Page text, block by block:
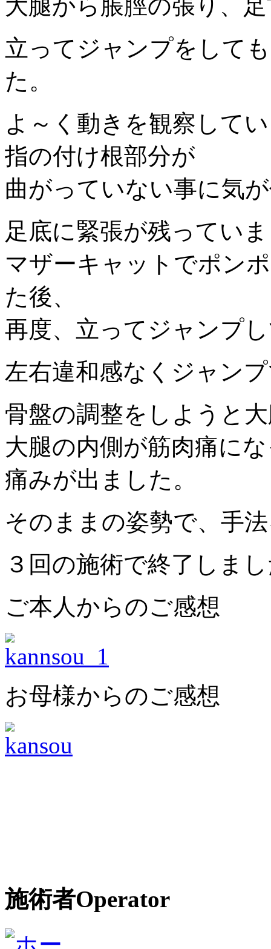
大腿から脹脛の張り、
立ってジャンプをして
た。
よ～く動きを観察して
指の付け根部分が
曲がっていない事に気
足底に緊張が残ってい
マザーキャットでポン
た後、
再度、立ってジャンプ
左右違和感なくジャン
骨盤の調整をしようと
大腿の内側が筋肉痛に
痛みが出ました。
そのままの姿勢で、手
３回の施術で終了しま
ご本人からのご感想
お母様からのご感想
施術者Operator